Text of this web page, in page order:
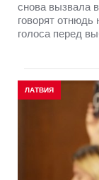
снова вызвала
говорят
голоса перед
ЛАТВИЯ